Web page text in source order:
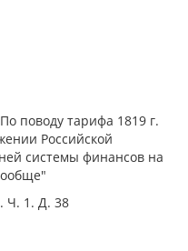
поводу тарифа 1819 г.
Российской
системы финансов на
Ч. 1. Д. 38